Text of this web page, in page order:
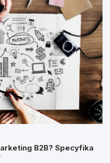
B2B? Specyfika